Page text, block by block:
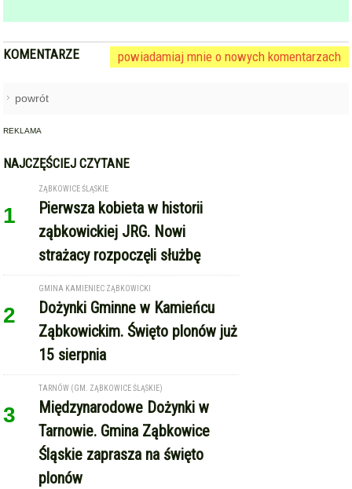
powrót
1
Pierwsza kobieta w historii
ząbkowickiej JRG. Nowi
strażacy rozpoczęli służbę
2
GMINA KAMIENIEC ZĄBKOWICKI
Dożynki Gminne w Kamieńcu
Ząbkowickim. Święto plonów już
15 sierpnia
3
TARNÓW (GM. ZĄBKOWICE ŚLĄSKIE)
Międzynarodowe Dożynki w
Tarnowie. Gmina Ząbkowice
Śląskie zaprasza na święto
plonów
GMINA STOSZOWICE